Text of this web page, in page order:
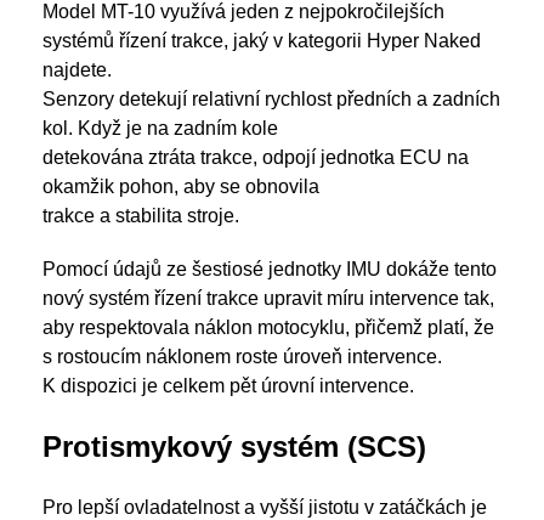
Model MT-10 využívá jeden z nejpokročilejších
systémů řízení trakce, jaký v kategorii Hyper Naked
najdete.
Senzory detekují relativní rychlost předních a zadních
kol. Když je na zadním kole
detekována ztráta trakce, odpojí jednotka ECU na
okamžik pohon, aby se obnovila
trakce a stabilita stroje.
Pomocí údajů ze šestiosé jednotky IMU dokáže tento
nový systém řízení trakce upravit míru intervence tak,
aby respektovala náklon motocyklu, přičemž platí, že
s rostoucím náklonem roste úroveň intervence.
K dispozici je celkem pět úrovní intervence.
Protismykový systém (SCS)
Pro lepší ovladatelnost a vyšší jistotu v zatáčkách je